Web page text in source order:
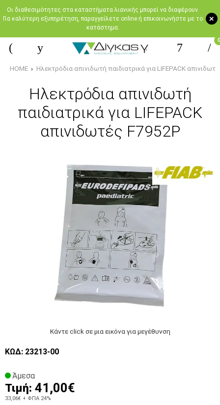
+
Oι διαθεσιμότητες στα καταστήματα λιανικής μπορεί να διαφέρουν.
Για καλύτερη εξυπηρέτηση, παραγγείλετε online ή επικοινωνήστε με το
κατάστημα.
0
HOME Ηλεκτρόδια απινιδωτή παιδιατρικά για LIFEPACK
Ηλεκτρόδια απινιδωτή
παιδιατρικά για LIFEPACK
απινιδωτές F7952P
Κάντε click σε μια εικόνα για μεγέθυνση
ΚΩΔ: 23213-00
Άμεσα
Τιμή: 41,00€
33,06€ + ΦΠΑ 24%